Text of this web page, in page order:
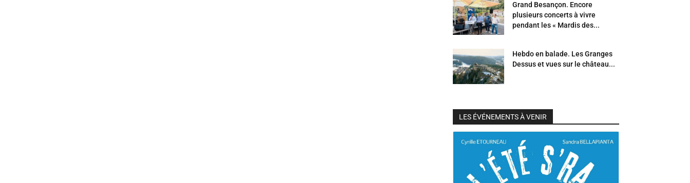
Grand Besançon. Encore
plusieurs concerts à vivre
pendant les « Mardis des...
Hebdo en balade. Les Granges
Dessus et vues sur le château...
LES ÉVÉNEMENTS À VENIR